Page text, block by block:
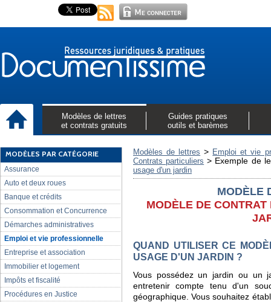
Modèles de lettres
et contrats gratuits
Guides pratiques
outils et barèmes
MODÈLES PAR CATÉGORIE
Assurance
Auto et deux roues
Banque et crédits
Consommation et Concurrence
Démarches administratives
Emploi et vie professionnelle
Entreprise et association
Immobilier et logement
Impôts et fiscalité
Procédures en Justice
Modèles de lettres > Emploi et vie
Contrats particuliers > Exemple de
usage d'un jardin
MODÈLE
MODÈLE DE
QUAND UTILISER CE
USAGE D'UN JARDIN ?
Vous possédez un jardin ou un
entretenir compte tenu d'un
géographique. Vous souhaitez